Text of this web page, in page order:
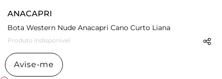
ANACAPRI
Bota Western Nude Anacapri Cano Curto Liana
Produto indisponível
Avise-me